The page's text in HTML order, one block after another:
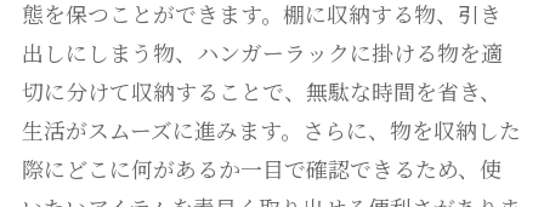
態を保つことができます。棚に収納する物、引き
出しにしまう物、ハンガーラックに掛ける物を適
切に分けて収納することで、無駄な時間を省き、
生活がスムーズに進みます。さらに、物を収納した
際にどこに何があるか一目で確認できるため、使